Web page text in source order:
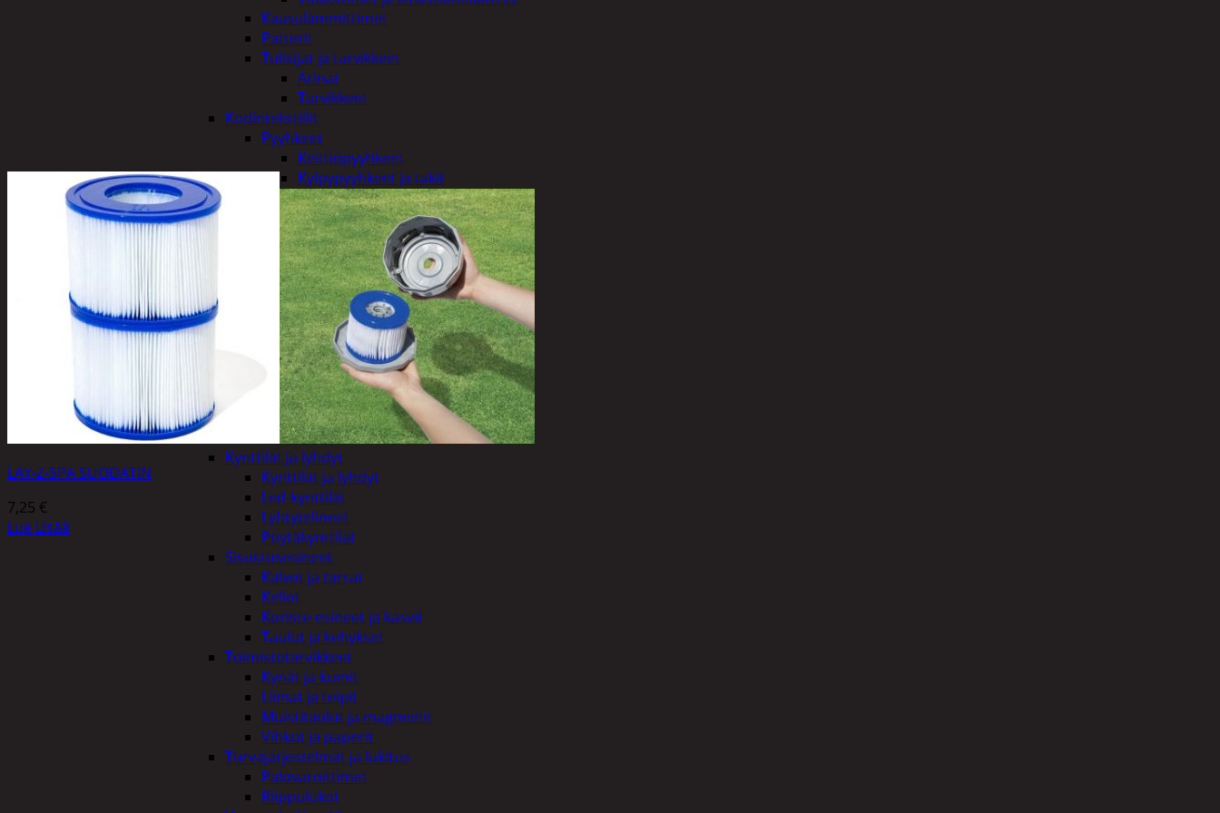
Kaasulämmittimet
Patterit
Tulisijat ja tarvikkeet
Arinat
Tarvikkeet
Kodintekstiilit
Pyyhkeet
Keittiöpyyhkeet
Kylpypyyhkeet ja takit
Pöytäliinat
Sisustustyynyt ja päälliset
Tyynyt ja peitot
Verhot ja tarvikkeet
Vuodevaatteet
Lakanat ja tyynynlinat
Tyynyt ja peitot
Kylpyhuone ja sauna
Harjat ja pesuaineet
Kalusteet
Mittarit
Kiukaat ja tarvikkeet
Tuoksut
Kynttilät ja lyhdyt
Kynttilät ja lyhdyt
Led-kynttilät
Lyhtytelineet
Pöytäkynttilät
Sisustusesineet
Kalvot ja tarrat
Kellot
Koriste-esineet ja kasvit
Taulut ja kehykset
Toimistotarvikkeet
Kynät ja kumit
Liimat ja teipit
Muistitaulut ja magneetit
Vihkot ja paperit
Turvajärjestelmät ja lukitus
Palovaroittimet
Riippulukot
LAY-Z-SPA SUODATIN
7,25 €
Lue Lisää